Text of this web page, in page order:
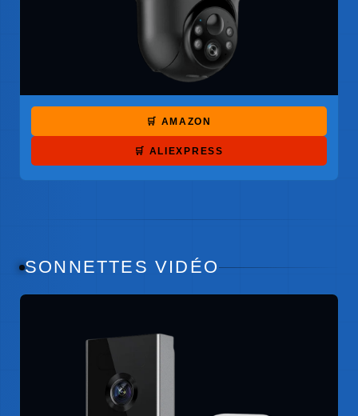
🛒 AMAZON
🛒 ALIEXPRESS
SONNETTES VIDÉO